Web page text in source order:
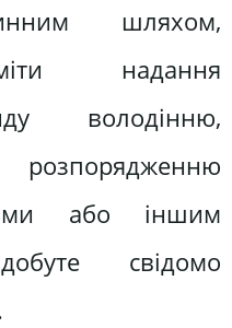
шляхом,
надання
володінню,
або іншим
свідомо